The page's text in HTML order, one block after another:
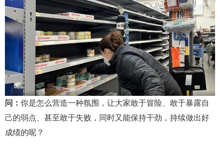
问： 你是怎么营造一种氛围，让大家敢于冒险、敢于暴露自
己的弱点、甚至敢于失败，同时又能保持干劲，持续做出好
成绩的呢？